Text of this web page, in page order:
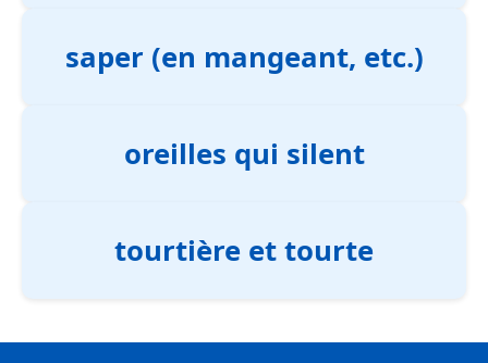
saper (en mangeant, etc.)
oreilles qui silent
tourtière et tourte